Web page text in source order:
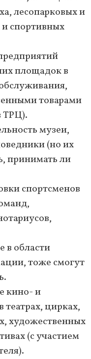
лесопарковых и
спортивных
площадок в
товарами
ТРЦ).
музеи,
(но их
принимать ли
спортсменов
в области
тоже смогут
кино- и
цирках,
художественных
(с участием